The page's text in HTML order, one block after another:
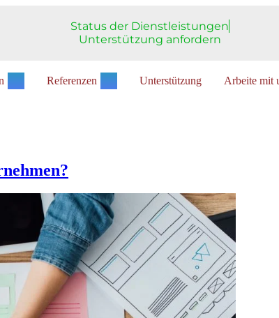
Status der Dienstleistungen
Unterstützung anfordern
Referenzen Unterstützung Arbeite mit